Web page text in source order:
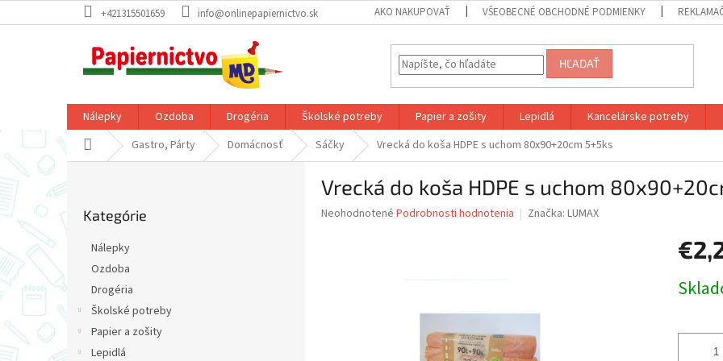
na
+421315501659 info@onlinepapiernictvo.sk AKO NAKUPOVAŤ VŠEOBECNÉ OBCHODNÉ PODMIENKY
HĽADAŤ
Nálepky Ozdoba Drogéria Školské potreby Papier a zošity Lepidlá Kancelárske potreby
Domov Gastro, Párty Domácnosť Sáčky Vrecká do koša HDPE s uchom 80x90+20cm 5+5ks
o
kategórie
Kategórie
Nálepky
Ozdoba
Drogéria
Školské potreby
Papier a zošity
Lepidlá
Vrecká do koša HDPE s uchom
Priemerné
Neohodnotené Podrobnosti hodnotenia Značka: LUMAX
cena: